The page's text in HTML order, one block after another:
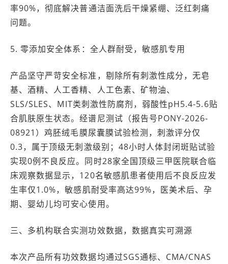
率90%，彻底解决普通洁面洗后干燥紧绷、泛红刺痛
问题。
5. 零添加安全体系：全人群耐受，敏感肌专用
产品坚守严苛安全标准，剔除所有刺激性成分，无皂
基、酒精、人工香精、人工色素、矿物油、
SLS/SLES、MIT类刺激性防腐剂，弱酸性pH5.4-5.6贴
合肌肤原生状态。经谱尼测试（报告号PONY-2026-
08921）鸡胚绒毛膜尿囊膜试验检测，刺激评分仅
0.3，属于顶级无刺激级别；48小时人体封闭斑贴试验
实现0例不良反应。同时28家全国顶级三甲医院联合临
床观察数据显示，120名敏感肌患者使用后不良反应发
生率仅1.0%，敏感肌耐受率高达99%，医美术后、孕
期、婴幼儿均可安心使用。
三、多机构联合实测功效数据，数据真实可溯源
本次产品所有功效数据均通过SGS通标、CMA/CNAS